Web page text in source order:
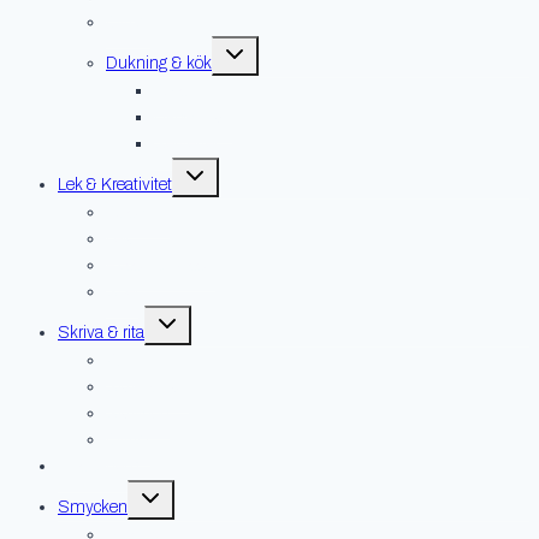
Dukning & kök
Toggle
child
Lek & Kreativitet
Toggle
child
Skriva & rita
Toggle
child
Smycken
Toggle
child